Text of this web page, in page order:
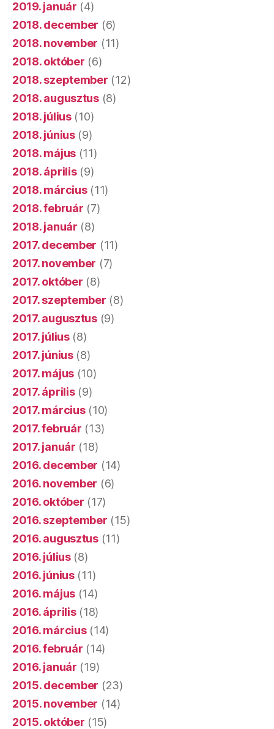
2019. január (4)
2018. december (6)
2018. november (11)
2018. október (6)
2018. szeptember (12)
2018. augusztus(8)
2018. július(10)
2018. június(9)
2018. május (11)
2018. április(9)
2018. március(11)
2018. február (7)
2018. január (8)
2017. december (11)
2017. november (7)
2017. október (8)
2017. szeptember (8)
2017. augusztus(9)
2017. július(8)
2017. június(8)
2017. május (10)
2017. április(9)
2017. március(10)
2017. február (13)
2017. január (18)
2016. december (14)
2016. november (6)
2016. október (17)
2016. szeptember (15)
2016. augusztus(11)
2016. július(8)
2016. június(11)
2016. május (14)
2016. április(18)
2016. március(14)
2016. február (14)
2016. január (19)
2015. december (23)
2015. november (14)
2015. október (15)